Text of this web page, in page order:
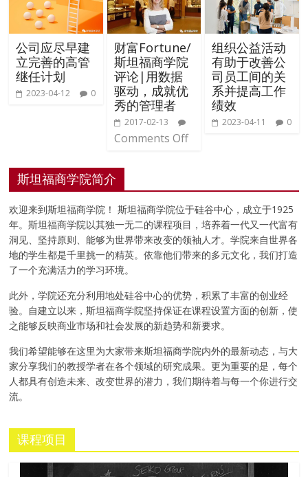
公司应尽早建
立完善的高管
继任计划
2023-04-12 0
财富Fortune/
斯坦福商学院
评论|用数据
驱动，成就优
秀的管理者
2017-02-13
Comments Off
组织公益活动
有助于改善公
司员工间的关
系并提高工作
绩效
2023-04-11 0
斯坦福商学院简介
欢迎来到斯坦福商学院！ 斯坦福商学院位于硅谷中心，成立于1925
年。斯坦福商学院以其独一无二的课程项目，培养着一代又一代富有
洞见、坚持原则、能够为世界带来改变的领袖人才。学院来自世界各
地的学生都是千里挑一的精英。依靠他们带来的多元文化，我们打造
了一个充满活力的学习环境。
此外，学院还充分利用地处硅谷中心的优势，积累了丰富的创业经
验。自建立以来，斯坦福商学院坚持保证在课程设置方面的创新，使
之能够反映商业市场和社会发展的新趋势和新要求。
我们希望能够在这里为大家带来斯坦福商学院内外的最新动态，与大
家分享我们的教授学者在各个领域的研究成果。更为重要的是，每个
人都具有创造未来、改变世界的潜力，我们期待着与每一个你进行交
流。
课程项目